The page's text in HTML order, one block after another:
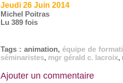
Jeudi 26 Juin 2014
Michel Poitras
Lu 389 fois
Tags : animation, équipe de
séminaristes, mgr gérald c. lacroix,
Ajouter un commentaire